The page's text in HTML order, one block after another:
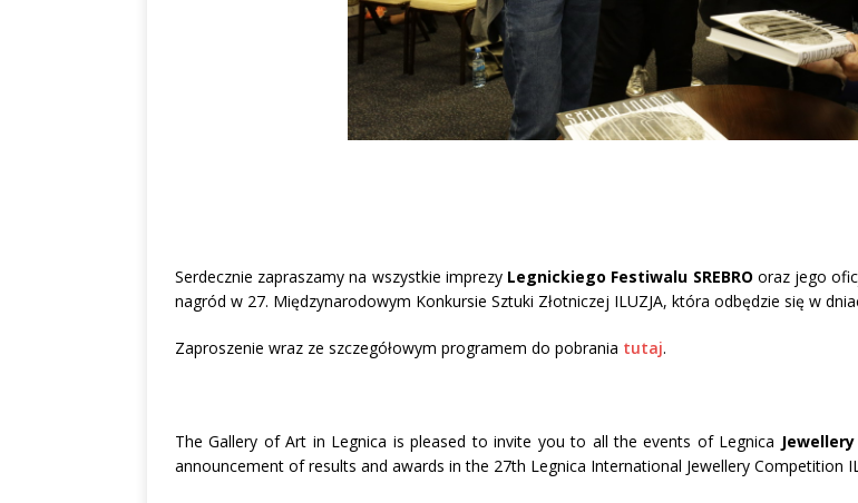
Serdecznie zapraszamy na wszystkie imprezy Legnickiego Festiwalu SREBRO oraz jego
nagród w 27. Międzynarodowym Konkursie Sztuki Złotniczej ILUZJA, która odbędzie się w
Zaproszenie wraz ze szczegółowym programem do pobrania tutaj.
The Gallery of Art in Legnica is pleased to invite you to all the events of Legnica
announcement of results and awards in the 27th Legnica International Jewellery Competition